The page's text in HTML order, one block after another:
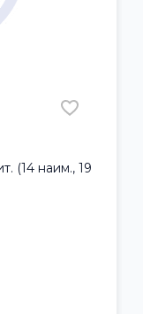
(14 наим., 19